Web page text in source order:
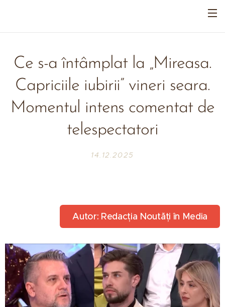
Ce s-a întâmplat la „Mireasa.
Capriciile iubirii” vineri seara.
Momentul intens comentat de
telespectatori
14.12.2025
Autor: Redacția Noutăți în Media